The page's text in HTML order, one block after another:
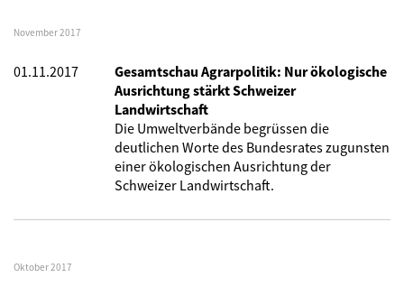
November 2017
01.11.2017
Gesamtschau Agrarpolitik: Nur ökologische
Ausrichtung stärkt Schweizer
Landwirtschaft
Die Umweltverbände begrüssen die
deutlichen Worte des Bundesrates zugunsten
einer ökologischen Ausrichtung der
Schweizer Landwirtschaft.
Oktober 2017